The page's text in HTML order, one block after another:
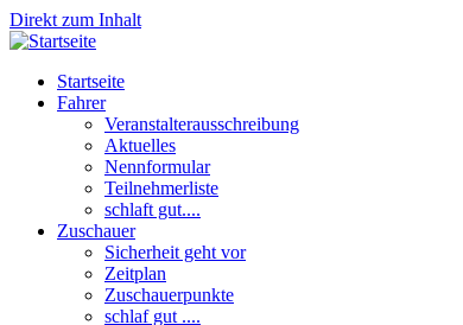
Direkt zum Inhalt
Startseite
Fahrer
Veranstalterausschreibung
Aktuelles
Nennformular
Teilnehmerliste
schlaft gut....
Zuschauer
Sicherheit geht vor
Zeitplan
Zuschauerpunkte
schlaf gut ....